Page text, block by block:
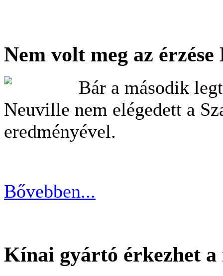
Nem volt meg az
Bár a második
Neuville nem elégedett a
eredményével.
Bővebben...
Kínai gyártó érkezhet